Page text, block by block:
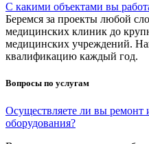
С какими объектами вы
Беремся за проекты любой
медицинских клиник до
медицинских учреждений.
квалификацию каждый год.
Вопросы по услугам
Осуществляете ли вы ремонт
оборудования?